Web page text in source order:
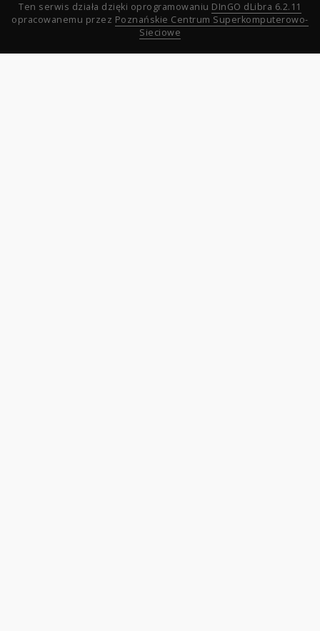
Ten serwis działa dzięki oprogramowaniu DInGO dLibra 6.2.11
opracowanemu przez Poznańskie Centrum Superkomputerowo-
Sieciowe